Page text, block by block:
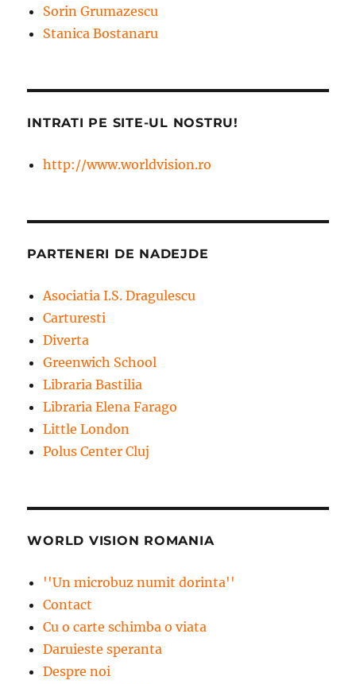
Sorin Grumazescu
Stanica Bostanaru
INTRATI PE SITE-UL NOSTRU!
http://www.worldvision.ro
PARTENERI DE NADEJDE
Asociatia I.S. Dragulescu
Carturesti
Diverta
Greenwich School
Libraria Bastilia
Libraria Elena Farago
Little London
Polus Center Cluj
WORLD VISION ROMANIA
''Un microbuz numit dorinta''
Contact
Cu o carte schimba o viata
Daruieste speranta
Despre noi